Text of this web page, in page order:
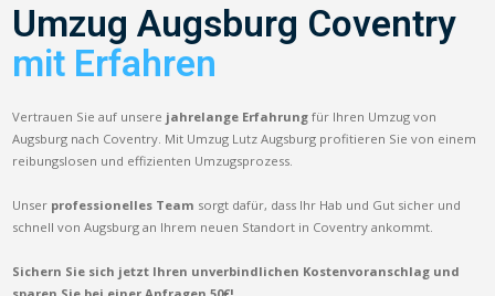
Umzug Augsburg Coventry
mit Erfahren
Vertrauen Sie auf unsere jahrelange Erfahrung für Ihren Umzug von
Augsburg nach Coventry. Mit Umzug Lutz Augsburg profitieren Sie von einem
reibungslosen und effizienten Umzugsprozess.
Unser professionelles Team sorgt dafür, dass Ihr Hab und Gut sicher und
schnell von Augsburg an Ihrem neuen Standort in Coventry ankommt.
Sichern Sie sich jetzt Ihren unverbindlichen Kostenvoranschlag und